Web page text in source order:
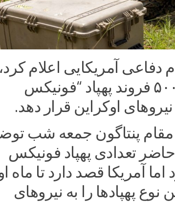
دفاعی آمریکایی اعلام کرد،
واشنگتن قصد دارد ۵۰۰ فروند پهپاد “فونیکس
اوکراین قرار دهد.
مقام پنتاگون جمعه شب
تعدادی پهپاد فونیکس
آمریکا قصد دارد تا ماه
نوع پهپادها را به نیروهای